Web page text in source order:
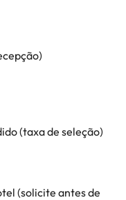
(taxa de seleção)
(solicite antes de